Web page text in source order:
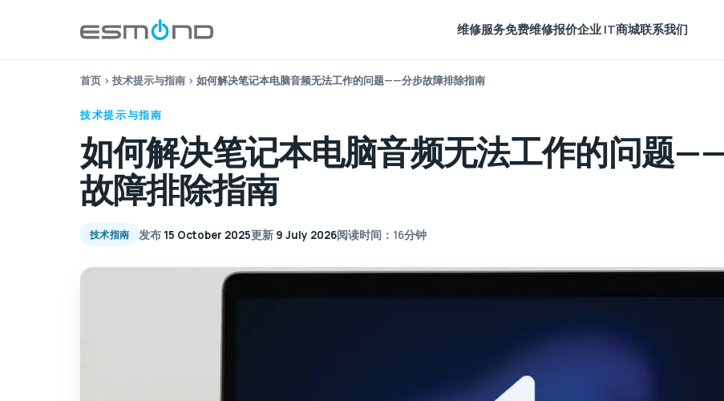
维修服务免费维修报价企业 IT商城联系我们
首页 › 技术提示与指南 › 如何解决笔记本电脑音频无法工作的问题——分步故障排除指南
技术提示与指南
如何解决笔记本电脑音频无法工作的问题
故障排除指南
技术指南 发布 15 October 2025更新 9 July 2026阅读时间：16分钟